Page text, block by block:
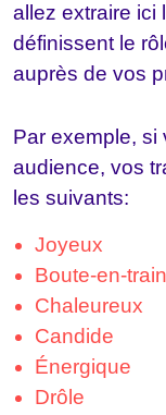
allez extraire ici
définissent le
auprès de vos
Par exemple, si
audience, vos
les suivants:
Joyeux
Boute-en-train
Chaleureux
Candide
Énergique
Drôle